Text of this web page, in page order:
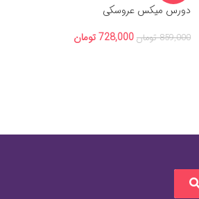
دورس میکس عروسکی
859,000 تومان 728,000تومان